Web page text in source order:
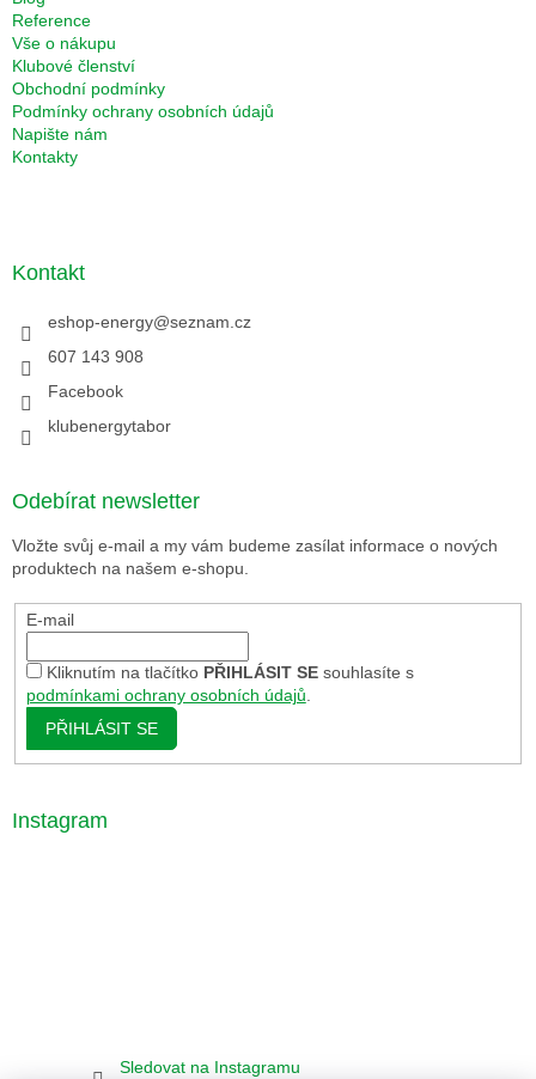
Reference
Vše o nákupu
Klubové členství
Obchodní podmínky
Podmínky ochrany osobních údajů
Napište nám
Kontakty
Kontakt
eshop-energy@seznam.cz
607 143 908
Facebook
klubenergytabor
Odebírat newsletter
Vložte svůj e-mail a my vám budeme zasílat informace o nových
produktech na našem e-shopu.
E-mail
Kliknutím na tlačítko PŘIHLÁSIT SEsouhlasíte s
podmínkami ochrany osobních údajů.
PŘIHLÁSIT SE
Instagram
Sledovat na Instagramu